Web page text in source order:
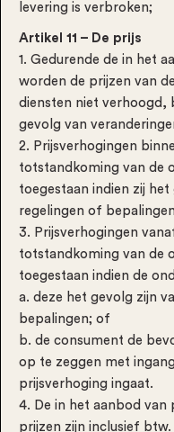
levering is verbroken;
Artikel 11 – De prijs
1. Gedurende de in het
worden de prijzen van
diensten niet verhoogd,
gevolg van
2. Prijsverhogingen
totstandkoming van de
toegestaan indien zij
regelingen of
3. Prijsverhogingen
totstandkoming van de
toegestaan indien de
a. deze het gevolg zijn
bepalingen; of
b. de consument de
op te zeggen met
prijsverhoging ingaat.
4. De in het aanbod
prijzen zijn inclusief btw.